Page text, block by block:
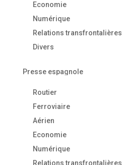
Economie
Numérique
Relations transfrontalières
Divers
Presse espagnole
Routier
Ferroviaire
Aérien
Economie
Numérique
Relations transfrontalières